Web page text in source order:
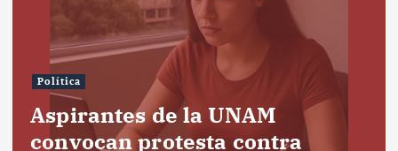
Política
Aspirantes de la UNAM
convocan protesta contra